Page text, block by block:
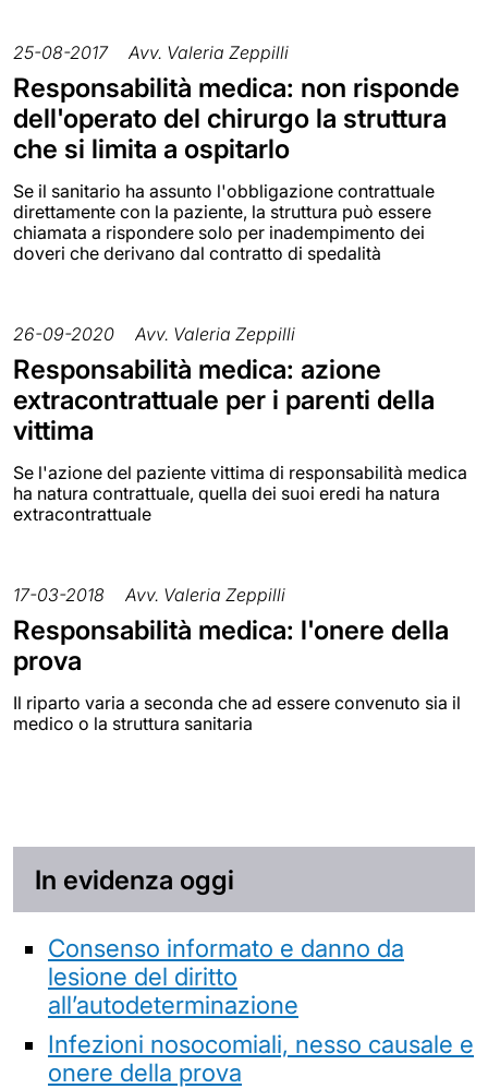
25-08-2017 Avv. Valeria Zeppilli
Responsabilità medica: non risponde
dell'operato del chirurgo la struttura
che si limita a ospitarlo
Se il sanitario ha assunto l'obbligazione contrattuale
direttamente con la paziente, la struttura può essere
chiamata a rispondere solo per inadempimento dei
doveri che derivano dal contratto di spedalità
26-09-2020 Avv. Valeria Zeppilli
Responsabilità medica: azione
extracontrattuale per i parenti della
vittima
Se l'azione del paziente vittima di responsabilità medica
ha natura contrattuale, quella dei suoi eredi ha natura
extracontrattuale
17-03-2018 Avv. Valeria Zeppilli
Responsabilità medica: l'onere della
prova
Il riparto varia a seconda che ad essere convenuto sia il
medico o la struttura sanitaria
In evidenza oggi
Consenso informato e danno da
lesione del diritto
all’autodeterminazione
Infezioni nosocomiali, nesso causale e
onere della prova